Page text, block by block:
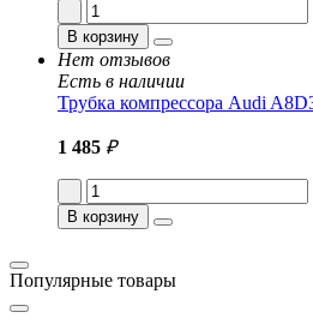
В корзину
Нет отзывов
Есть в наличии
Трубка компрессора Audi
1 485 ₽
В корзину
Популярные товары